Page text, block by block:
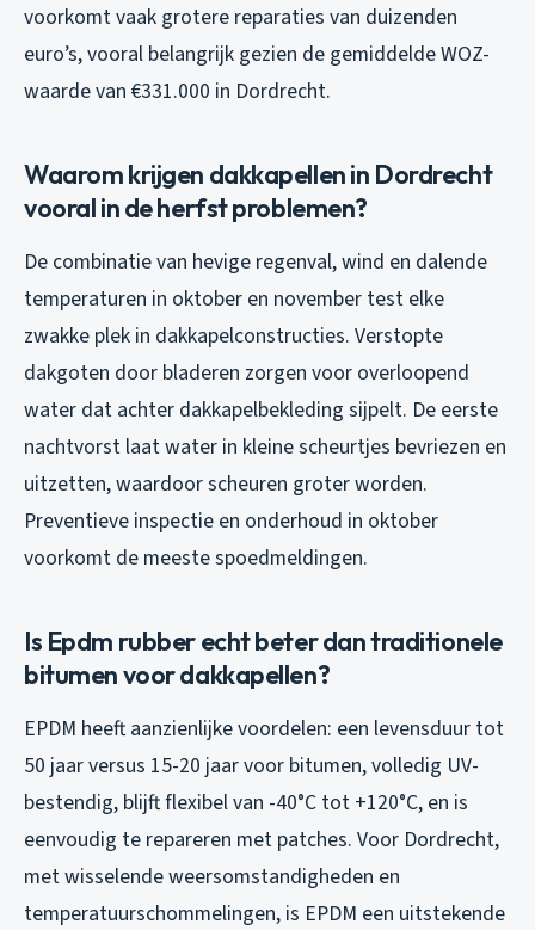
voorkomt vaak grotere reparaties van duizenden
euro’s, vooral belangrijk gezien de gemiddelde WOZ-
waarde van €331.000 in Dordrecht.
Waarom krijgen dakkapellen in Dordrecht
vooral in de herfst problemen?
De combinatie van hevige regenval, wind en dalende
temperaturen in oktober en november test elke
zwakke plek in dakkapelconstructies. Verstopte
dakgoten door bladeren zorgen voor overloopend
water dat achter dakkapelbekleding sijpelt. De eerste
nachtvorst laat water in kleine scheurtjes bevriezen en
uitzetten, waardoor scheuren groter worden.
Preventieve inspectie en onderhoud in oktober
voorkomt de meeste spoedmeldingen.
Is Epdm rubber echt beter dan traditionele
bitumen voor dakkapellen?
EPDM heeft aanzienlijke voordelen: een levensduur tot
50 jaar versus 15-20 jaar voor bitumen, volledig UV-
bestendig, blijft flexibel van -40°C tot +120°C, en is
eenvoudig te repareren met patches. Voor Dordrecht,
met wisselende weersomstandigheden en
temperatuurschommelingen, is EPDM een uitstekende